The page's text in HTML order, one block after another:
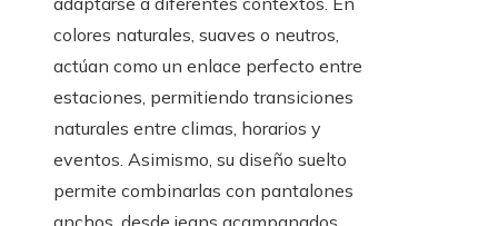
colores naturales, suaves o neutros,
actúan como un enlace perfecto entre
estaciones, permitiendo transiciones
naturales entre climas, horarios y
eventos. Asimismo, su diseño suelto
permite combinarlas con pantalones